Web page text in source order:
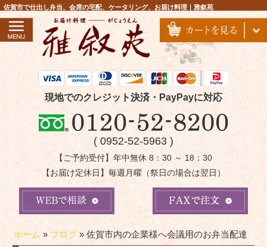
コ
ン
ツ
へ
ス
キ
プ
佐賀市で仕出し弁当、会席の宅配、ケータリング、お届け料理｜雅叙苑
現地でのクレジット決済・PayPayに対応
( 0952-52-5963 )
【ご予約受付】年中無休 8：30 ～ 18：30
【お届け定休日】毎週月曜（祭日の場合は翌日）
ホーム» ブログ» 佐賀市内の企業様へ会議用のお弁当配達